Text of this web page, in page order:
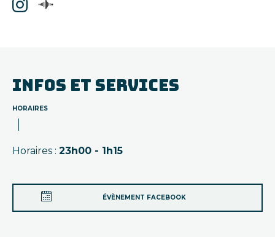
INFOS ET SERVICES
HORAIRES
Horaires : 23h00 - 1h15
ÉVÈNEMENT FACEBOOK